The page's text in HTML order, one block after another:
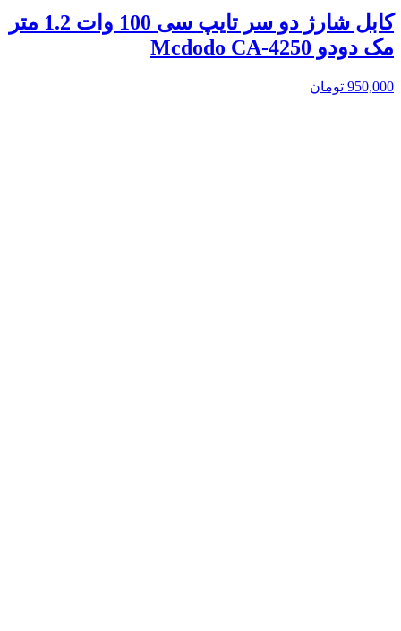
کابل شارژ دو سر تایپ سی 100 وات 1.2 متر
مک دودو Mcdodo CA-4250
950,000 تومان